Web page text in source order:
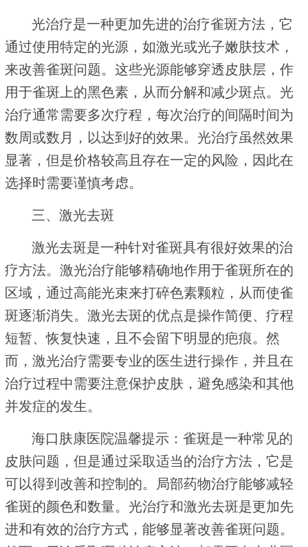
光治疗是一种更加先进的治疗雀斑方法，它
通过使用特定的光源，如激光或光子嫩肤技术，
来改善雀斑问题。这些光源能够穿透皮肤层，作
用于雀斑上的黑色素，从而分解和减少斑点。光
治疗通常需要多次疗程，每次治疗的间隔时间为
数周或数月，以达到好的效果。光治疗虽然效果
显著，但是价格较高且存在一定的风险，因此在
选择时需要谨慎考虑。
三、激光去斑
激光去斑是一种针对雀斑具有很好效果的治
疗方法。激光治疗能够精确地作用于雀斑所在的
区域，通过高能光束来打碎色素颗粒，从而使雀
斑逐渐消失。激光去斑的优点是操作简便、疗程
短暂、恢复快速，且不会留下明显的疤痕。然
而，激光治疗需要专业的医生进行操作，并且在
治疗过程中需要注意保护皮肤，避免感染和其他
并发症的发生。
海口肤康医院温馨提示：雀斑是一种常见的
皮肤问题，但是通过采取适当的治疗方法，它是
可以得到改善和控制的。局部药物治疗能够减轻
雀斑的颜色和数量。光治疗和激光去斑是更加先
进和有效的治疗方式，能够显著改善雀斑问题。